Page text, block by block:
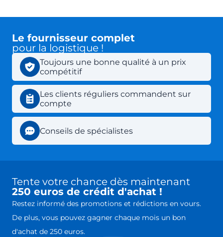
Le fournisseur complet
pour la logistique !
Toujours une bonne qualité à un prix
compétitif
Les clients réguliers commandent sur
compte
Conseils de spécialistes
Tente votre chance dès maintenant
250 euros de crédit d'achat !
Restez informé des promotions et rédictions en vours.
De plus, vous pouvez gagner chaque mois un bon
d'achat de 250 euros.